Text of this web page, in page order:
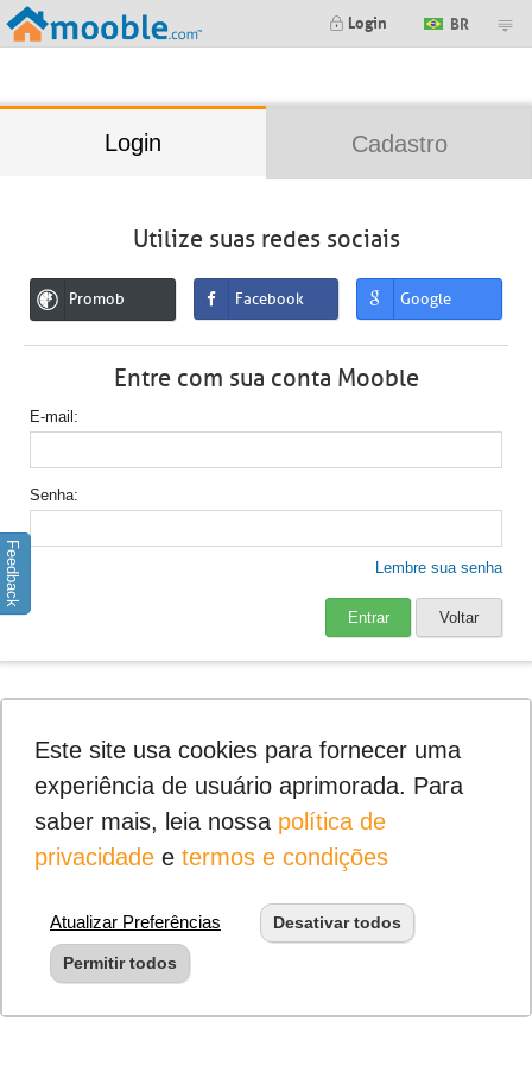
Login BR
Login Cadastro
Utilize suas redes sociais
Promob Facebook Google
Entre com sua conta Mooble
E-mail
Senha
Lembre sua senha
Entrar Voltar
Feedback
Este site usa cookies para fornecer uma
experiência de usuário aprimorada. Para
saber mais, leia nossa política de
privacidadee termos e condições
Atualizar Preferências Desativar todos
Permitir todos